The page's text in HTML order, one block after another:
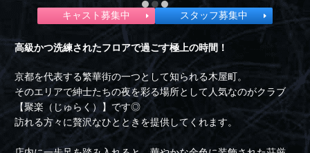
キャスト募集中 スタッフ募集中
高級かつ洗練されたフロアで過ごす極上の時間！
京都を代表する繁華街の一つとして知られる木屋町。
そのエリアで紳士たちの夜を彩る場所として人気なのがクラブ
【聚楽（じゅらく）】です◎
訪れる方々に贅沢なひとときを提供してくれます。